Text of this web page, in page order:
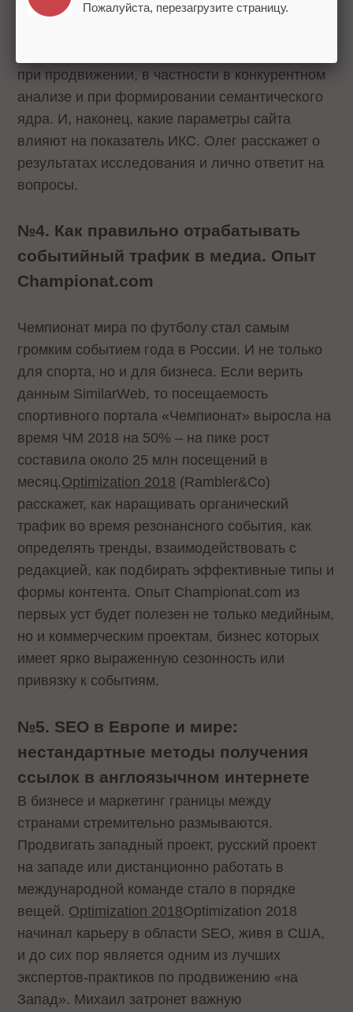
предметно разобрать вопрос и выяснить, есть
при продвижении, в частности в конкурентном
анализе и при формировании семантического
ядра. И, наконец, какие параметры сайта
влияют на показатель ИКС. Олег расскажет о
результатах исследования и лично ответит на
вопросы.
№4. Как правильно отрабатывать
событийный трафик в медиа. Опыт
Championat.com
Чемпионат мира по футболу стал самым
громким событием года в России. И не только
для спорта, но и для бизнеса. Если верить
данным SimilarWeb, то посещаемость
спортивного портала «Чемпионат» выросла на
время ЧМ 2018 на 50% – на пике рост
составила около 25 млн посещений в
месяц.Optimization 2018 (Rambler&Co)
расскажет, как наращивать органический
трафик во время резонансного события, как
определять тренды, взаимодействовать с
редакцией, как подбирать эффективные типы и
формы контента. Опыт Championat.com из
первых уст будет полезен не только медийным,
но и коммерческим проектам, бизнес которых
имеет ярко выраженную сезонность или
привязку к событиям.
№5. SEO в Европе и мире:
нестандартные методы получения
ссылок в англоязычном интернете
В бизнесе и маркетинг границы между
странами стремительно размываются.
Продвигать западный проект, русский проект
на западе или дистанционно работать в
международной команде стало в порядке
вещей. Optimization 2018Optimization 2018
начинал карьеру в области SEO, живя в США,
и до сих пор является одним из лучших
экспертов-практиков по продвижению «на
Запад». Михаил затронет важную
Пожалуйста, перезагрузите страницу.